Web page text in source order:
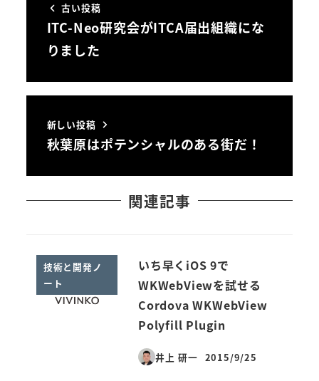
古い投稿
ITC-Neo研究会がITCA届出組織にな
りました
新しい投稿
秋葉原はポテンシャルのある街だ！
関連記事
技術と開発ノ
ート
いち早くiOS 9で
WKWebViewを試せる
Cordova WKWebView
Polyfill Plugin
井上 研一
投稿日
2015/9/25